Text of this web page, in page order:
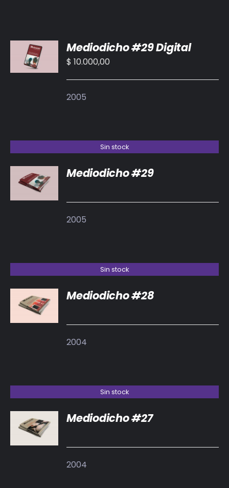
AL
CARRITO
/
Mediodicho #29 Digital
$ 10.000,00
2005
Sin stock
DETALLES
Mediodicho #29
2005
Sin stock
DETALLES
Mediodicho #28
2004
Sin stock
DETALLES
Mediodicho #27
2004